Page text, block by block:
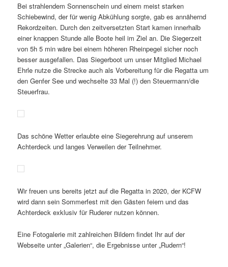
Bei strahlendem Sonnenschein und einem meist starken
Schiebewind, der für wenig Abkühlung sorgte, gab es annähernd
Rekordzeiten. Durch den zeitversetzten Start kamen innerhalb
einer knappen Stunde alle Boote heil im Ziel an. Die Siegerzeit
von 5h 5 min wäre bei einem höheren Rheinpegel sicher noch
besser ausgefallen. Das Siegerboot um unser Mitglied Michael
Ehrle nutze die Strecke auch als Vorbereitung für die Regatta um
den Genfer See und wechselte 33 Mal (!) den Steuermann/die
Steuerfrau.
Das schöne Wetter erlaubte eine Siegerehrung auf unserem
Achterdeck und langes Verweilen der Teilnehmer.
Wir freuen uns bereits jetzt auf die Regatta in 2020, der KCFW
wird dann sein Sommerfest mit den Gästen feiern und das
Achterdeck exklusiv für Ruderer nutzen können.
Eine Fotogalerie mit zahlreichen Bildern findet Ihr auf der
Webseite unter „Galerien“, die Ergebnisse unter „Rudern“!